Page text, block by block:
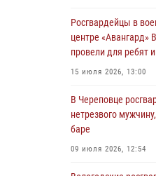
Росгвардейцы в г.
на питбайке
31 июля 2026, 06:43
В Вологде
Западного округа
боевому самбо
29 июля 2026, 13:20
Росгвардейцы в
центре «Авангард»
провели для ребят
15 июля 2026, 13:00
В Череповце
нетрезвого
баре
09 июля 2026, 12:54